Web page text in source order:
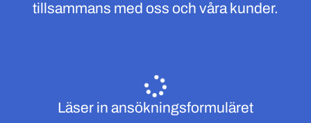
tillsammans med oss och våra kunder.
Läser in ansökningsformuläret